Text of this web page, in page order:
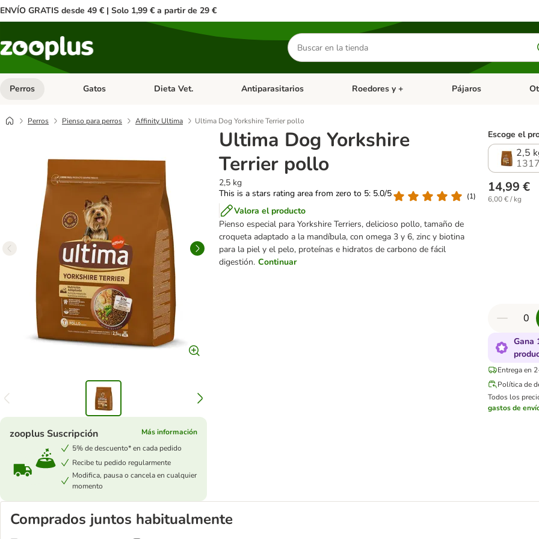
ENVÍO GRATIS desde 49 € | Solo 1,99 € a partir de 29 €
Buscar
productos
Perros Menú de categoria abierto: Perros
Gatos Menú de categoria abierto: Gatos
Dieta Vet. Menú de categoria abierto: Dieta Vet.
Antiparasitarios Menú de categoria abierto: Antiparasitarios
Roedores y + Menú de categoria
Pájaros
Perros Pienso para perros Affinity Ultima Ultima Dog Yorkshire Terrier pollo
Ultima Dog Yorkshire
Terrier pollo
2,5 kg
This is a stars rating area from zero to 5: 5.0/5
(1)
Valora el producto
Pienso especial para Yorkshire Terriers, delicioso pollo, tamaño de
croqueta adaptado a la mandíbula, con omega 3 y 6, zinc y biotina
para la piel y el pelo, proteínas e hidratos de carbono de fácil
digestión. Continuar
zooplus Suscripción
Más información
5% de descuento* en cada pedido
Recibe tu pedido regularmente
Modifica, pausa o cancela en cualquier
momento
Escoge el
2,5
14,99 €
6,00 € / kg
Gana
Entrega en
Política de
Todos los
gastos de
Comprados juntos habitualmente